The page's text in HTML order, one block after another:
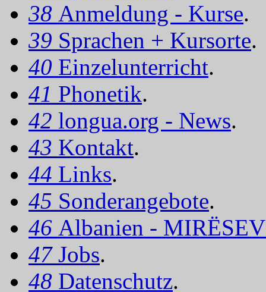
38 Anmeldung - Kurse.
39 Sprachen + Kursorte.
40 Einzelunterricht.
41 Phonetik.
42 longua.org - News.
43 Kontakt.
44 Links.
45 Sonderangebote.
46 Albanien -
47 Jobs.
48 Datenschutz.